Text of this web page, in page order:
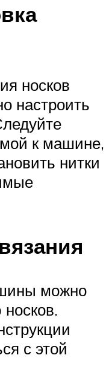
носков
настроить
к машине,
нитки
можно
с этой